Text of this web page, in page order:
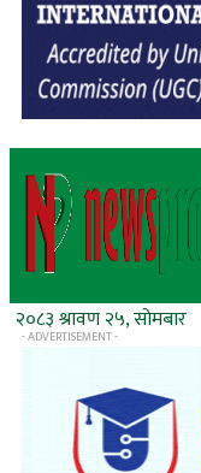
२०८३ श्रावण २५, सोमबार
- ADVERTISEMENT -